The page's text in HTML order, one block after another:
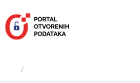
sadržaj